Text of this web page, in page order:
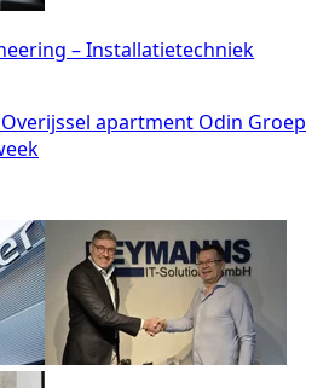
– Installatietechniek
apartment Odin Groep